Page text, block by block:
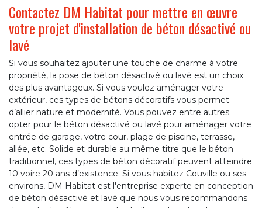
Contactez DM Habitat pour mettre en œuvre
votre projet d'installation de béton désactivé ou
lavé
Si vous souhaitez ajouter une touche de charme à votre
propriété, la pose de béton désactivé ou lavé est un choix
des plus avantageux. Si vous voulez aménager votre
extérieur, ces types de bétons décoratifs vous permet
d’allier nature et modernité. Vous pouvez entre autres
opter pour le béton désactivé ou lavé pour aménager votre
entrée de garage, votre cour, plage de piscine, terrasse,
allée, etc. Solide et durable au même titre que le béton
traditionnel, ces types de béton décoratif peuvent atteindre
10 voire 20 ans d’existence. Si vous habitez Couville ou ses
environs, DM Habitat est l'entreprise experte en conception
de béton désactivé et lavé que nous vous recommandons